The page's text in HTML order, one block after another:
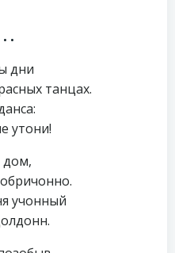
дни
танцах.
утони!
дом,
учонный